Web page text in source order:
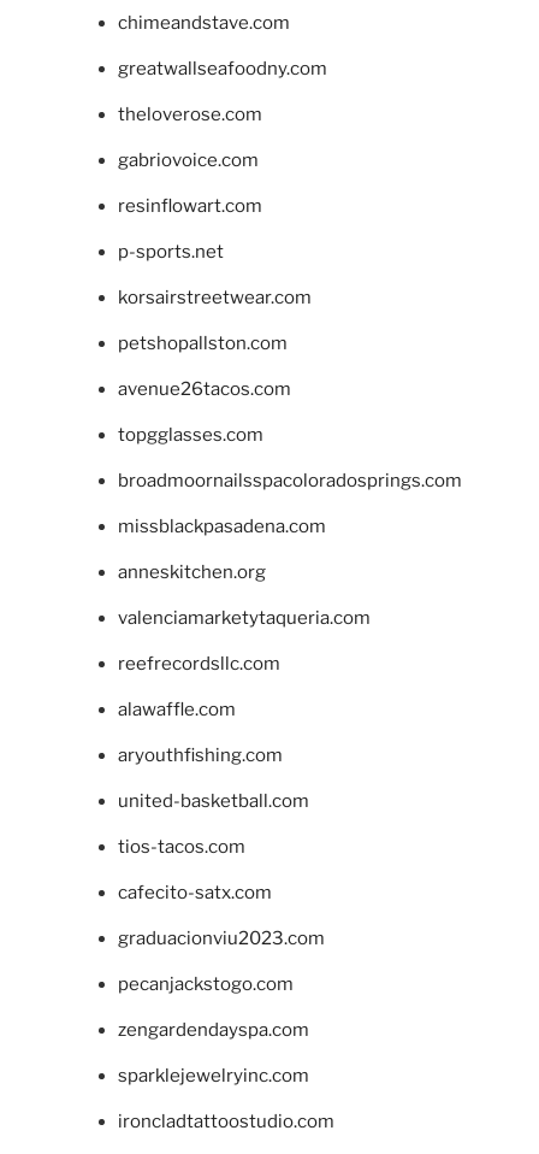
chimeandstave.com
greatwallseafoodny.com
theloverose.com
gabriovoice.com
resinflowart.com
p-sports.net
korsairstreetwear.com
petshopallston.com
avenue26tacos.com
topgglasses.com
broadmoornailsspacoloradosprings.com
missblackpasadena.com
anneskitchen.org
valenciamarketytaqueria.com
reefrecordsllc.com
alawaffle.com
aryouthfishing.com
united-basketball.com
tios-tacos.com
cafecito-satx.com
graduacionviu2023.com
pecanjackstogo.com
zengardendayspa.com
sparklejewelryinc.com
ironcladtattoostudio.com